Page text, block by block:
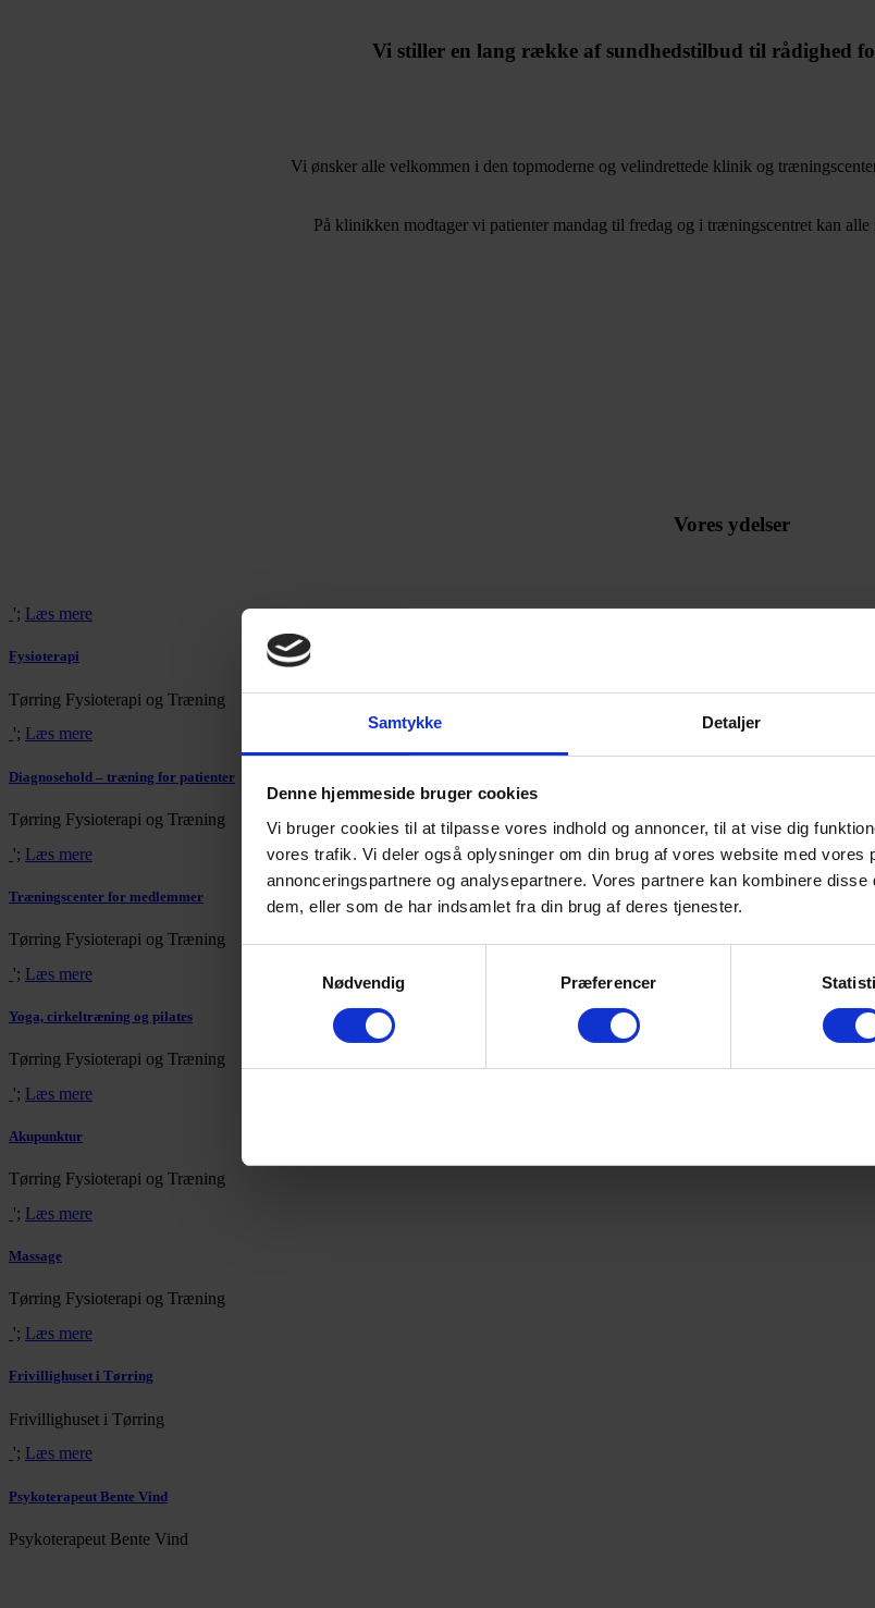
Samtykke Detaljer
Denne hjemmeside bruger cookies
Vi bruger cookies til at tilpasse vores indhold og annoncer, til at vise dig
vores trafik. Vi deler også oplysninger om din brug af vores website med vores
annonceringspartnere og analysepartnere. Vores partnere kan kombinere
dem, eller som de har indsamlet fra din brug af deres tjenester.
Nødvendig
Præferencer
Vi stiller en lang række af sundhedstilbud til rådighed
Vi ønsker alle velkommen i den topmoderne og velindrettede klinik og
På klinikken modtager vi patienter mandag til fredag og i træningscentret kan alle
Vores ydelser
'; Læs mere
Fysioterapi
Tørring Fysioterapi og Træning
'; Læs mere
Diagnosehold – træning for patienter
Tørring Fysioterapi og Træning
'; Læs mere
Træningscenter for medlemmer
Tørring Fysioterapi og Træning
'; Læs mere
Yoga, cirkeltræning og pilates
Tørring Fysioterapi og Træning
'; Læs mere
Akupunktur
Tørring Fysioterapi og Træning
'; Læs mere
Massage
Tørring Fysioterapi og Træning
'; Læs mere
Frivillighuset i Tørring
Frivillighuset i Tørring
'; Læs mere
Psykoterapeut Bente Vind
Psykoterapeut Bente Vind